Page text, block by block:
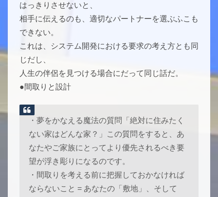
はっきりさせないと、
相手に伝えるのも、適切なパートナーを選ぶふこも
できない。
これは、システム開発における要求の考え方とも同
じだし、
人生の伴侶を見つける場合にだって同じ話だ。
●間取りと設計
・夢をかなえる魔法の質問「絶対に住みたく
ない家はどんな家？」この質問をすると、あ
なたやご家族にとってより優先されるべき要
望が浮き彫りになるのです。
・間取りを考える前に把握しておかなければ
ならないこと = あなたの「敷地」、そして